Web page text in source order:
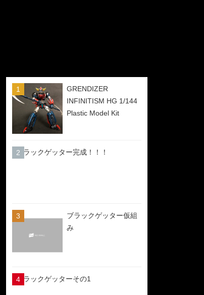
GRENDIZER
INFINITISM HG 1/144
Plastic Model Kit
ブラックゲッター完成！！！
ブラックゲッター仮組
み
ブラックゲッターその1